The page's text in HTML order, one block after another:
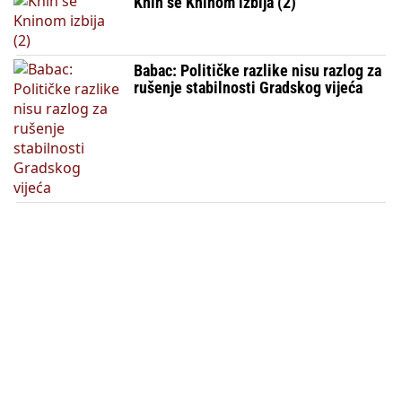
Babac: Političke razlike nisu razlog za
rušenje stabilnosti Gradskog vijeća